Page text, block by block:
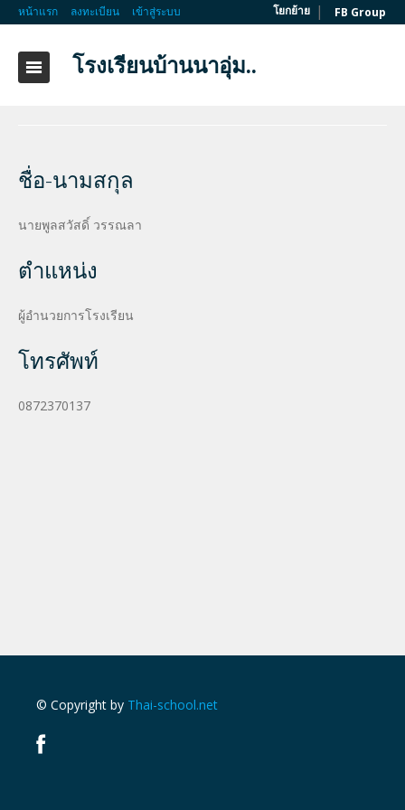
หน้าแรก ลงทะเบียน เข้าสู่ระบบ โยกย้าย | FB Group
โรงเรียนบ้านนาอุ่ม..
ชื่อ-นามสกุล
นายพูลสวัสดิ์ วรรณลา
ตำแหน่ง
ผู้อำนวยการโรงเรียน
โทรศัพท์
0872370137
© Copyright by Thai-school.net